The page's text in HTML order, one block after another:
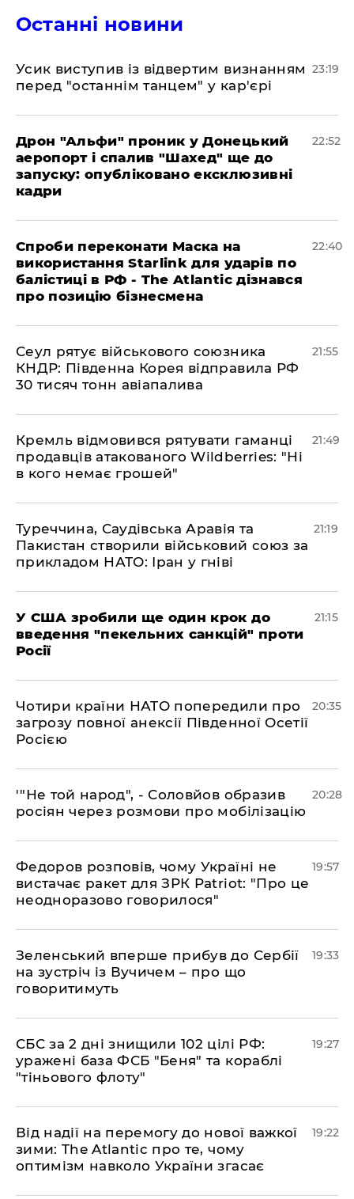
Останні новини
​Усик виступив із відвертим визнанням
перед "останнім танцем" у кар'єрі
23:19
​Дрон "Альфи" проник у Донецький
аеропорт і спалив "Шахед" ще до
запуску: опубліковано ексклюзивні
кадри
22:52
​Спроби переконати Маска на
використання Starlink для ударів по
балістиці в РФ - The Atlantic дізнався
про позицію бізнесмена
22:40
​Сеул рятує військового союзника
КНДР: Південна Корея відправила РФ
30 тисяч тонн авіапалива
21:55
​Кремль відмовився рятувати гаманці
продавців атакованого Wildberries: "Ні
в кого немає грошей"
21:49
​Туреччина, Саудівська Аравія та
Пакистан створили військовий союз за
прикладом НАТО: Іран у гніві
21:19
​У США зробили ще один крок до
введення "пекельних санкцій" проти
Росії
21:15
​Чотири країни НАТО попередили про
загрозу повної анексії Південної Осетії
Росією
20:35
​'"Не той народ", - Соловйов образив
росіян через розмови про мобілізацію
20:28
​Федоров розповів, чому Україні не
вистачає ракет для ЗРК Patriot: "Про це
неодноразово говорилося"
19:57
​Зеленський вперше прибув до Сербії
на зустріч із Вучичем – про що
говоритимуть
19:33
​СБС за 2 дні знищили 102 цілі РФ:
уражені база ФСБ "Беня" та кораблі
"тіньового флоту"
19:27
​Від надії на перемогу до нової важкої
зими: The Atlantic про те, чому
оптимізм навколо України згасає
19:22